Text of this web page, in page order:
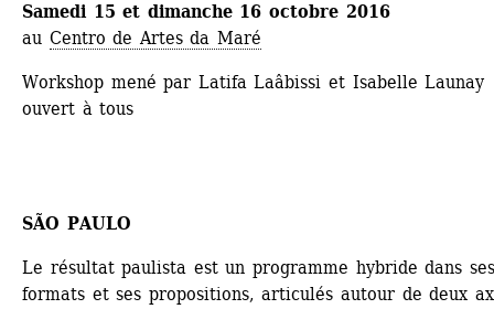
Samedi 15 et dimanche 16 octobre 2016
au Centro de Artes da Maré
Workshop mené par Latifa Laâbissi et Isabelle Launay
ouvert à tous
SÃO PAULO
Le résultat paulista est un programme hybride dans ses
formats et ses propositions, articulés autour de deux